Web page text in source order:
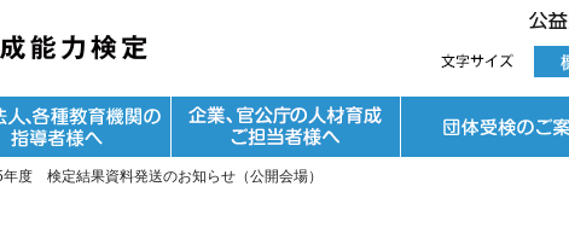
度 検定結果資料発送のお知らせ（公開会場）